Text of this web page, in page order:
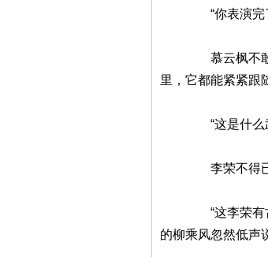
“你表演完了，
慕云枫不敢硬接
里，它都能紧紧跟
“这是什么武技
李荣不得已停
“这李荣有古怪
的柳乘风忽然低声